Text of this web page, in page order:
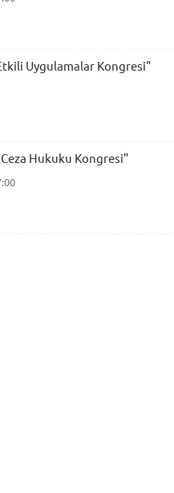
Uygulamalar Kongresi"
Hukuku Kongresi"